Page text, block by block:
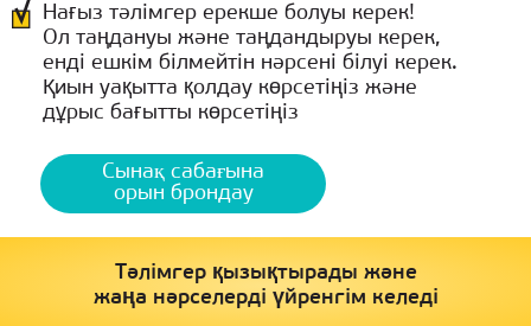
Нағыз тәлімгер ерекше болуы керек!
Ол таңдануы және таңдандыруы керек,
енді ешкім білмейтін нәрсені білуі керек.
Қиын уақытта қолдау көрсетіңіз және
дұрыс бағытты көрсетіңіз
Сынақ сабағына
орын брондау
Тәлімгер қызықтырады және
жаңа нәрселерді үйренгім келеді